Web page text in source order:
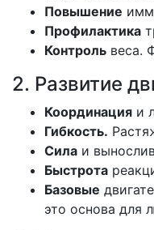
Повышение
Профилактика
Контроль веса.
2. Развитие
Координация и
Гибкость.
Сила и
Быстрота
Базовые
это основа для